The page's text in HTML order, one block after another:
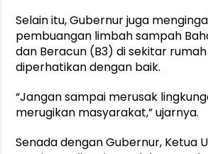
Selain itu, Gubernur juga
pembuangan limbah sampah
dan Beracun (B3) di sekitar
diperhatikan dengan baik.
“Jangan sampai merusak
merugikan masyarakat,” ujarnya.
Senada dengan Gubernur, Ketua